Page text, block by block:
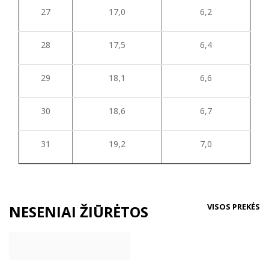
27 17,0 6,2
28 17,5 6,4
29 18,1 6,6
30 18,6 6,7
31 19,2 7,0
NESENIAI ŽIŪRĖTOS VISOS PREKĖS